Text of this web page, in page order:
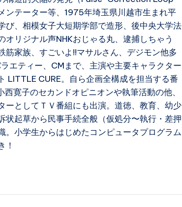
ンテーター等、1975年埼玉県川越市生まれ平
び、相模女子大短期学部で造形、後中央大学法
オリジナル声NHKおじゃる丸、逮捕しちゃう
筋家族、すごいよ!!マサルさん、デジモン他多
エティー、CMまで、主演や主要キャラクター
LITTLE CURE。自ら企画全構成を担当する番
寛子のセカンドオピニオンや執筆活動の他、
ーとしてＴＶ番組にも出演。道徳、教育、幼少
状起草から民事手続全般（仮処分〜執行・差押
。小学生からはじめたコンピュータプログラム
！